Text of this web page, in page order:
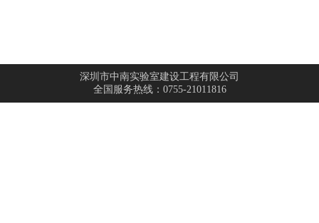
深圳市中南实验室建设工程有限公司
全国服务热线：0755-21011816